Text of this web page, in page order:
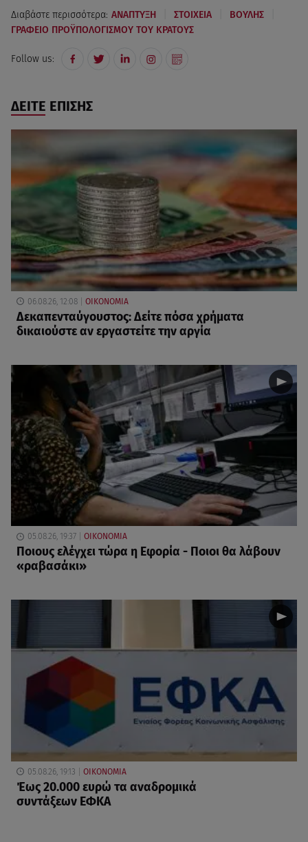
Διαβάστε περισσότερα: ΑΝΑΠΤΥΞΗ ΣΤΟΙΧΕΙΑ ΒΟΥΛΗΣ
ΓΡΑΦΕΙΟ ΠΡΟΫΠΟΛΟΓΙΣΜΟΥ ΤΟΥ ΚΡΑΤΟΥΣ
Follow us:
ΔΕΙΤΕ ΕΠΙΣΗΣ
06.08.26, 12:08 ΟΙΚΟΝΟΜΙΑ
Δεκαπενταύγουστος: Δείτε πόσα χρήματα
δικαιούστε αν εργαστείτε την αργία
05.08.26, 19:37 ΟΙΚΟΝΟΜΙΑ
Ποιους ελέγχει τώρα η Εφορία - Ποιοι θα λάβουν
«ραβασάκι»
05.08.26, 19:13 ΟΙΚΟΝΟΜΙΑ
Έως 20.000 ευρώ τα αναδρομικά
συντάξεων ΕΦΚΑ